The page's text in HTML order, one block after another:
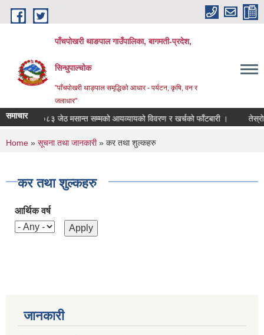
Skip to main content
पाँचपोखरी थाङपाल गाउँपालिका, बागमती-प्रदेश,
सिन्धुपाल्चोक
"पाँचपोखरी थाङ्पाल समृद्धिको आधार - पर्यटन, कृषि, वन र
जलाधार"
समाचार०८३ जेठ मसान्त सम्मको आयव्यायको विवरण र खर्चको फाँटबारी । तेस्रो
You are here
Home » सूचना तथा जानकारी» कर तथा शुल्कहरु
कर तथा शुल्कहरु
आर्थिक वर्ष
जानकारी